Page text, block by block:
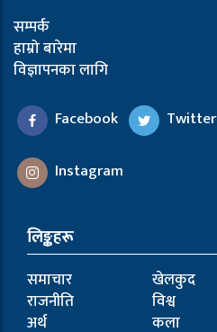
सम्पर्क
हाम्रो बारेमा
विज्ञापनका लागि
Facebook
Twitter
Instagram
लिङ्कहरू
समाचार
राजनीति
अर्थ
खेलकुद
विश्व
कला